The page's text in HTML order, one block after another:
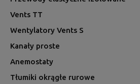
Vents TT
Wentylatory Vents S
Kanały proste
Anemostaty
Tłumiki okrągłe rurowe